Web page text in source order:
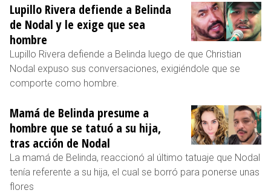
Lupillo Rivera defiende a Belinda
de Nodal y le exige que sea
hombre
Lupillo Rivera defiende a Belinda luego de que Christian
Nodal expuso sus conversaciones, exigiéndole que se
comporte como hombre.
Mamá de Belinda presume a
hombre que se tatuó a su hija,
tras acción de Nodal
La mamá de Belinda, reaccionó al último tatuaje que Nodal
tenía referente a su hija, el cual se borró para ponerse unas
flores